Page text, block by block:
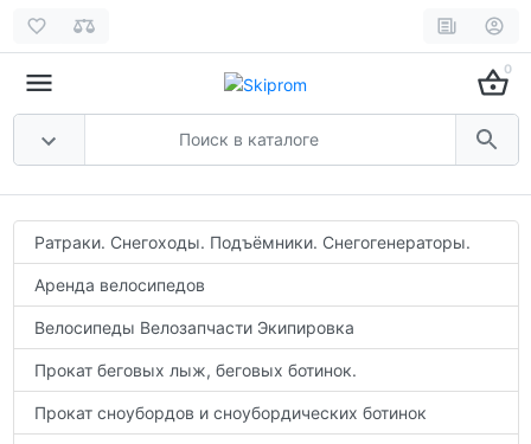
0
Ратраки. Снегоходы. Подъёмники. Снегогенераторы.
Аренда велосипедов
Велосипеды Велозапчасти Экипировка
Прокат беговых лыж, беговых ботинок.
Прокат сноубордов и сноубордических ботинок